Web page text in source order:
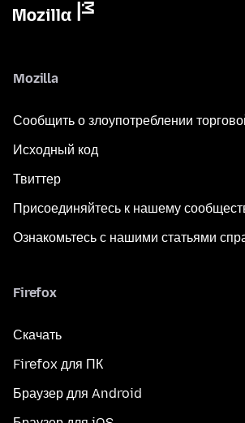
Mozilla
Сообщить о злоупотреблении
Исходный код
Твиттер
Присоединяйтесь к нашему
Ознакомьтесь с нашими статьями
Firefox
Скачать
Firefox для ПК
Браузер для Android